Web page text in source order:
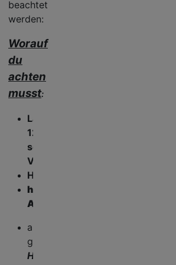
beachtet
werden:
Worauf
du
achten
musst:
Länge
12
sec
Video
Hochformat
hohe
Auflösung
auf
gute
Hörbarkeit